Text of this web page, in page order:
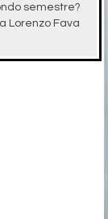
semestre?
Lorenzo Fava